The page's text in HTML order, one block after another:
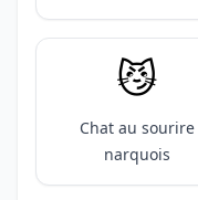
😼
Chat au sourire
narquois